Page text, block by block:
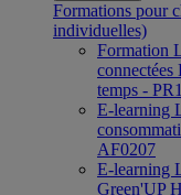
Formations pour
individuelles)
Formation
connectées
temps -
E-learning
AF0207
E-learning
Green'UP